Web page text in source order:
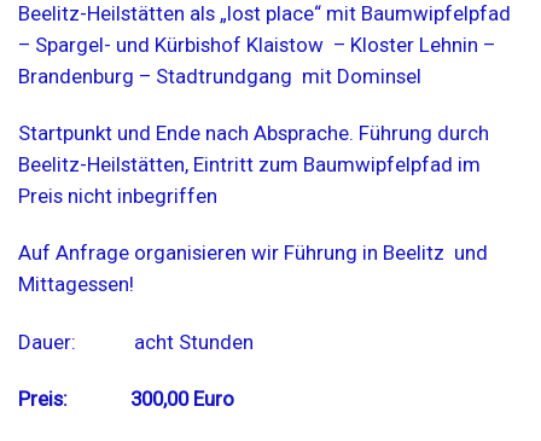
Beelitz-Heilstätten als „lost place“ mit Baumwipfelpfad
– Spargel- und Kürbishof Klaistow – Kloster Lehnin –
Brandenburg – Stadtrundgang mit Dominsel
Startpunkt und Ende nach Absprache. Führung durch
Beelitz-Heilstätten, Eintritt zum Baumwipfelpfad im
Preis nicht inbegriffen
Auf Anfrage organisieren wir Führung in Beelitz und
Mittagessen!
Dauer: acht Stunden
Preis: 300,00 Euro